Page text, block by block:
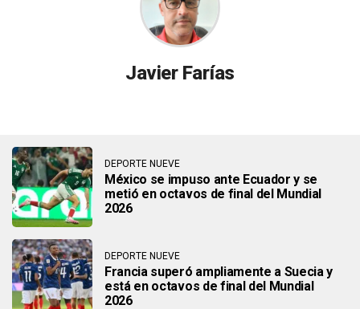
Javier Farías
DEPORTE NUEVE
México se impuso ante Ecuador y se
metió en octavos de final del Mundial
2026
DEPORTE NUEVE
Francia superó ampliamente a Suecia y
está en octavos de final del Mundial
2026